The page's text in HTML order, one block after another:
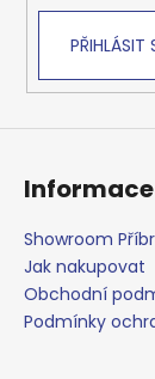
PŘIHLÁSIT
Showroom
Jak nakupovat
Obchodní
Podmínky